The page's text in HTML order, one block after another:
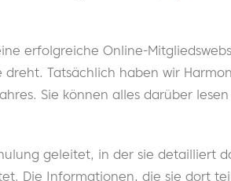
erfolgreiche Online-
Tatsächlich haben wir
Sie können alles darüber lesen
geleitet, in der sie detailliert
Die Informationen, die sie dort